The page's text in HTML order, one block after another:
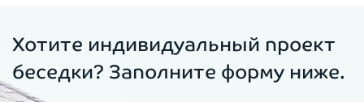
Хотите индивидуальный проект
беседки? Заполните форму ниже.